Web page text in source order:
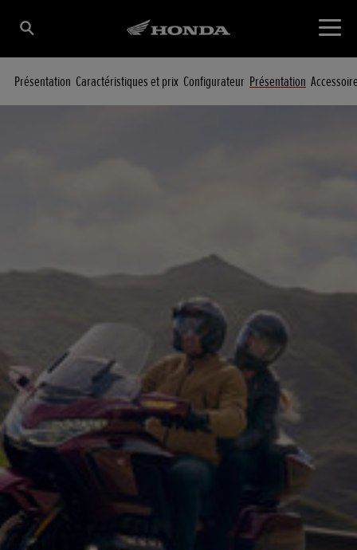
Présentation Caractéristiques et prix Configurateur Présentation